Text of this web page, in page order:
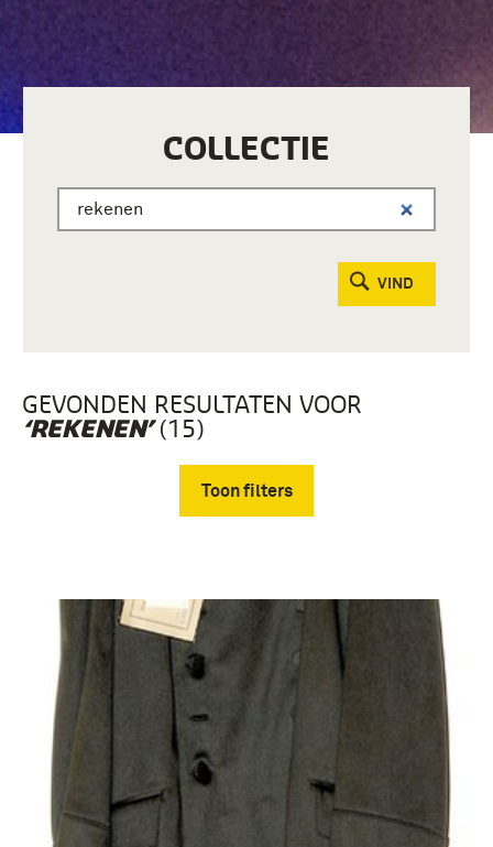
COLLECTIE
VIND
GEVONDEN RESULTATEN VOOR
‘REKENEN’(15)
Toon filters
voorschrift (3)